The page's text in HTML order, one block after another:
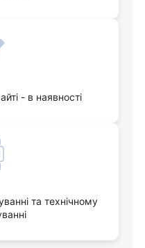
- в наявності
та технічному